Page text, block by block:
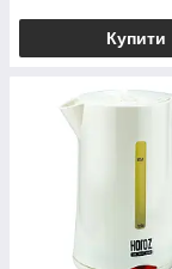
Купити